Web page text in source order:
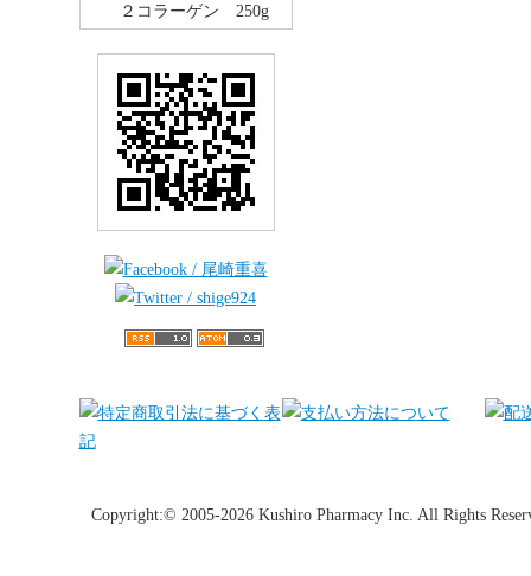
２コラーゲン 250g
Copyright:© 2005-2026 Kushiro Pharmacy Inc. All Rights